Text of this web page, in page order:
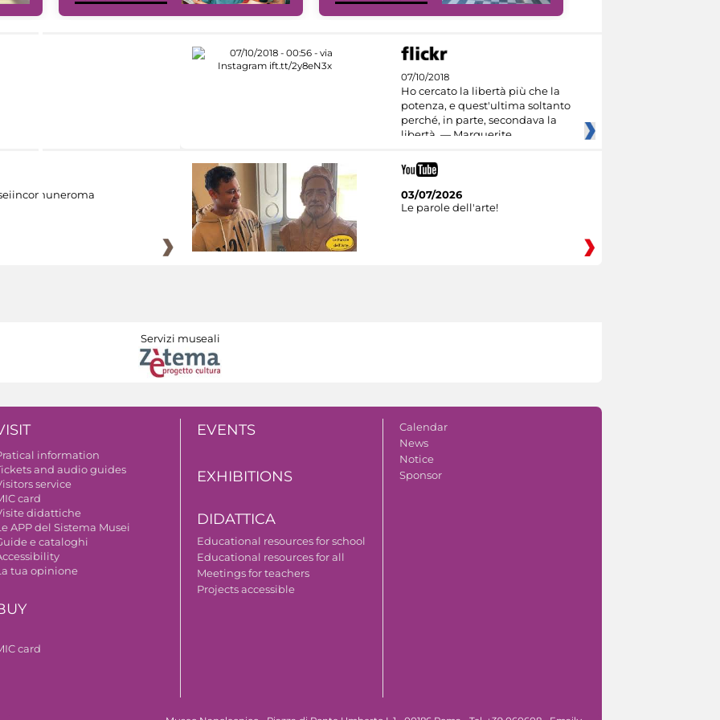
07/10/2018
Ho cercato la libertà più che la
potenza, e quest'ultima soltanto
perché, in parte, secondava la
libertà. — Marguerite
03/07/2026
Le parole dell'arte!
Servizi museali
information
and audio guides
service
card
didattiche
APP del Sistema Musei
e cataloghi
tua opinione
card
EVENTS
EXHIBITIONS
DIDATTICA
Educational resources for school
Educational resources for all
Meetings for teachers
Projects accessible
Calendar
News
Notice
Sponsor